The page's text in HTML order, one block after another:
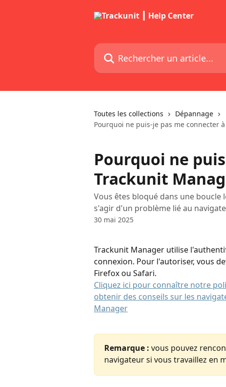
Rechercher un article...
Toutes les collections
Dépannage
Pourquoi ne puis-je pas me connecter
Pourquoi ne
Trackunit
Vous êtes bloqué dans une boucle
s'agir d'un problème lié au
30 mai 2025
Trackunit Manager utilise
connexion. Pour l'autoriser, vous
Firefox ou Safari.
Cliquez ici pour connaître notre
obtenir des conseils sur les
Manager
Remarque : vous pouvez
navigateur si vous travaillez en